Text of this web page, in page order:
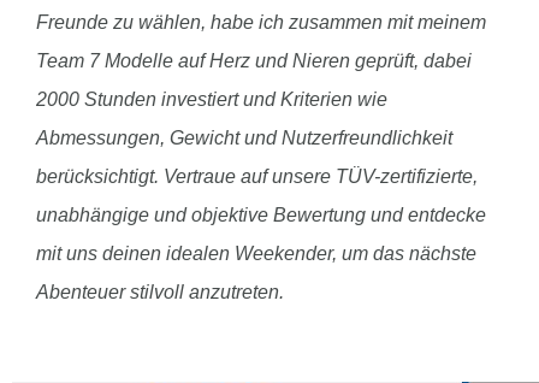
Freunde zu wählen, habe ich zusammen mit meinem
Team 7 Modelle auf Herz und Nieren geprüft, dabei
2000 Stunden investiert und Kriterien wie
Abmessungen, Gewicht und Nutzerfreundlichkeit
berücksichtigt. Vertraue auf unsere TÜV-zertifizierte,
unabhängige und objektive Bewertung und entdecke
mit uns deinen idealen Weekender, um das nächste
Abenteuer stilvoll anzutreten.